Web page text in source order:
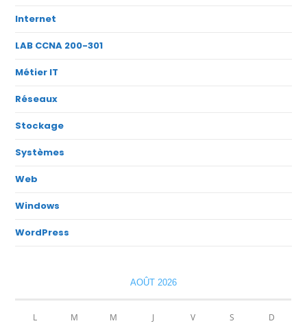
Internet
LAB CCNA 200-301
Métier IT
Réseaux
Stockage
Systèmes
Web
Windows
WordPress
AOÛT 2026
L M M J V S D